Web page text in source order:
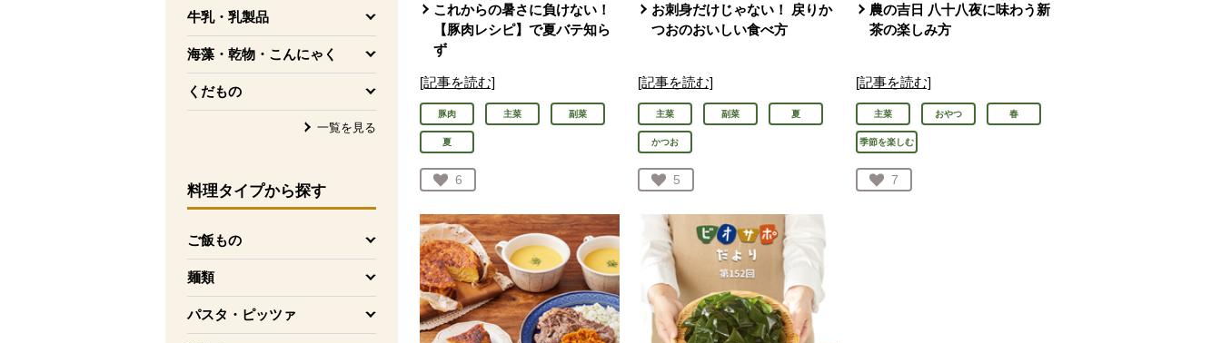
牛乳・乳製品
を開く
海藻・乾物・こんにゃく
を開く
くだもの
を開く
一覧を見る
料理タイプから探す
ご飯もの
を開く
麺類
を開く
パスタ・ピッツァ
を開く
これからの暑さに負けない！
【豚肉レシピ】で夏バテ知ら
ず
[記事を読む]
豚肉 主菜 副菜
夏
お気に入り登録：
6
人が登録
お刺身だけじゃない！ 戻りか
つおのおいしい食べ方
[記事を読む]
主菜 副菜 夏
かつお
お気に入り登録：
5
人が登録
農の吉日 八十八夜に味わう新
茶の楽しみ方
[記事を読む]
主菜 おやつ 春
季節を楽しむ
お気に入り登録：
7
人が登録